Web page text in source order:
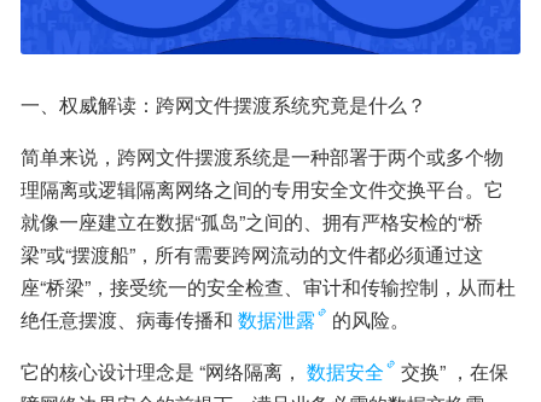
一、权威解读：跨网文件摆渡系统究竟是什么？
简单来说，跨网文件摆渡系统是一种部署于两个或多个物
理隔离或逻辑隔离网络之间的专用安全文件交换平台。它
就像一座建立在数据“孤岛”之间的、拥有严格安检的“桥
梁”或“摆渡船”，所有需要跨网流动的文件都必须通过这
座“桥梁”，接受统一的安全检查、审计和传输控制，从而杜
绝任意摆渡、病毒传播和 数据泄露
的风险。
它的核心设计理念是 “网络隔离， 数据安全
交换” ，在保